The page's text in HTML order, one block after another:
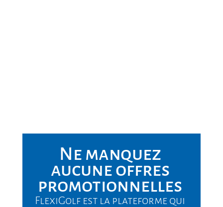
Ne manquez
aucune offres
promotionnelles
FlexiGolf est la plateforme qui